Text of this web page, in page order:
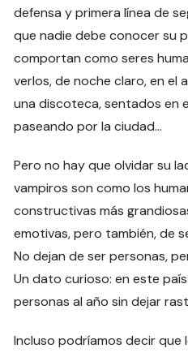
defensa y primera línea de
que nadie debe conocer su
comportan como seres
verlos, de noche claro, en el
una discoteca, sentados en
paseando por la ciudad…
Pero no hay que olvidar su
vampiros son como los
constructivas más
emotivas, pero también, de
No dejan de ser personas,
Un dato curioso: en este
personas al año sin dejar
Incluso podríamos decir que